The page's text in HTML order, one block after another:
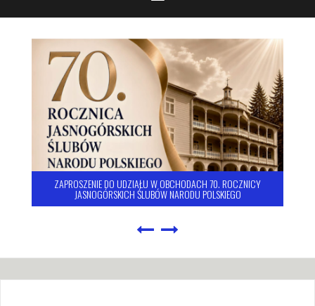
ZAPROSZENIE DO UDZIAŁU W OBCHODACH 70. ROCZNICY
JASNOGÓRSKICH ŚLUBÓW NARODU POLSKIEGO